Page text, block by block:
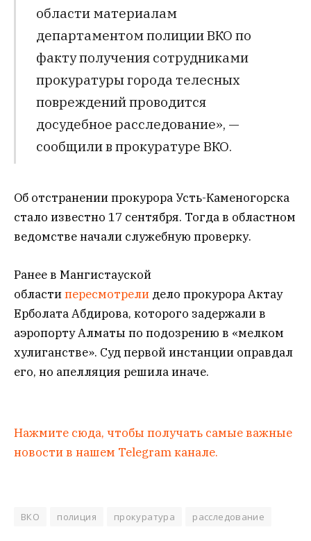
области материалам
департаментом полиции ВКО по
факту получения сотрудниками
прокуратуры города телесных
повреждений проводится
досудебное расследование», —
сообщили в прокуратуре ВКО.
Об отстранении прокурора Усть-Каменогорска
стало известно 17 сентября. Тогда в областном
ведомстве начали служебную проверку.
Ранее в Мангистауской
областипересмотрели дело прокурора Актау
Ерболата Абдирова, которого задержали в
аэропорту Алматы по подозрению в «мелком
хулиганстве». Суд первой инстанции оправдал
его, но апелляция решила иначе.
Нажмите сюда, чтобы получать самые важные
новости в нашем Telegram канале.
ВКО полиция прокуратура расследование